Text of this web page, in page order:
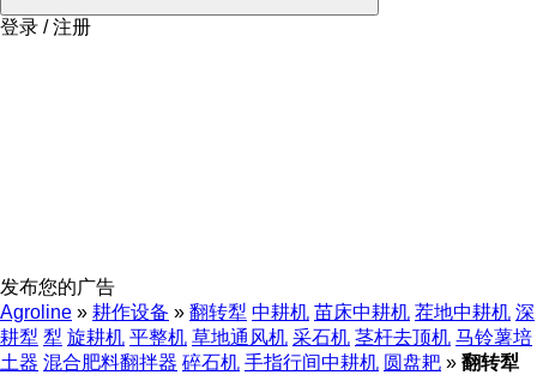
登录 / 注册
发布您的广告
Agroline » 耕作设备 » 翻转犁 中耕机 苗床中耕机 茬地中耕机 深
耕犁 犁 旋耕机 平整机 草地通风机 采石机 茎杆去顶机 马铃薯培
土器 混合肥料翻拌器 碎石机 手指行间中耕机 圆盘耙 » 翻转犁